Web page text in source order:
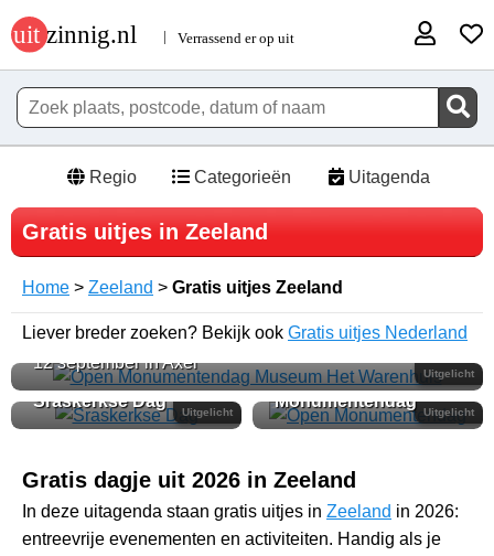
Regio Categorieën Uitagenda
Gratis uitjes in Zeeland
Home > Zeeland > Gratis uitjes Zeeland
Liever breder zoeken? Bekijk ook Gratis uitjes Nederland
Uitgelicht
Open Monumentendag Museum Het
Warenhuis
12 september in Axel
Uitgelicht
Sraskerkse Dag
Uitgelicht
Open
Monumentendag
Gratis dagje uit 2026 in Zeeland
In deze uitagenda staan gratis uitjes in Zeeland in 2026:
entreevrije evenementen en activiteiten. Handig als je